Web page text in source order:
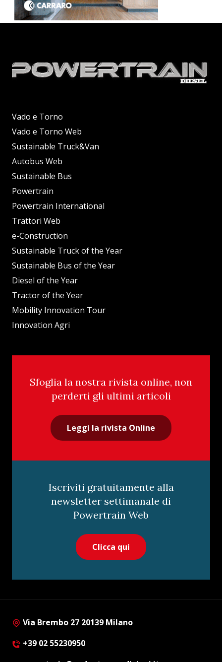
Vado e Torno
Vado e Torno Web
Sustainable Truck&Van
Autobus Web
Sustainable Bus
Powertrain
Powertrain International
Trattori Web
e-Construction
Sustainable Truck of the Year
Sustainable Bus of the Year
Diesel of the Year
Tractor of the Year
Mobility Innovation Tour
Innovation Agri
Sfoglia la nostra rivista online, non
perderti gli ultimi articoli
Leggi la rivista Online
Iscriviti gratuitamente alla
newsletter settimanale di
Powertrain Web
Clicca qui
Via Brembo 27 20139 Milano
+39 02 55230950